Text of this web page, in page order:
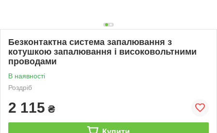
Безконтактна система запалювання з
котушкою запалювання і високовольтними
проводами
В наявності
Роздріб
2 115 ₴